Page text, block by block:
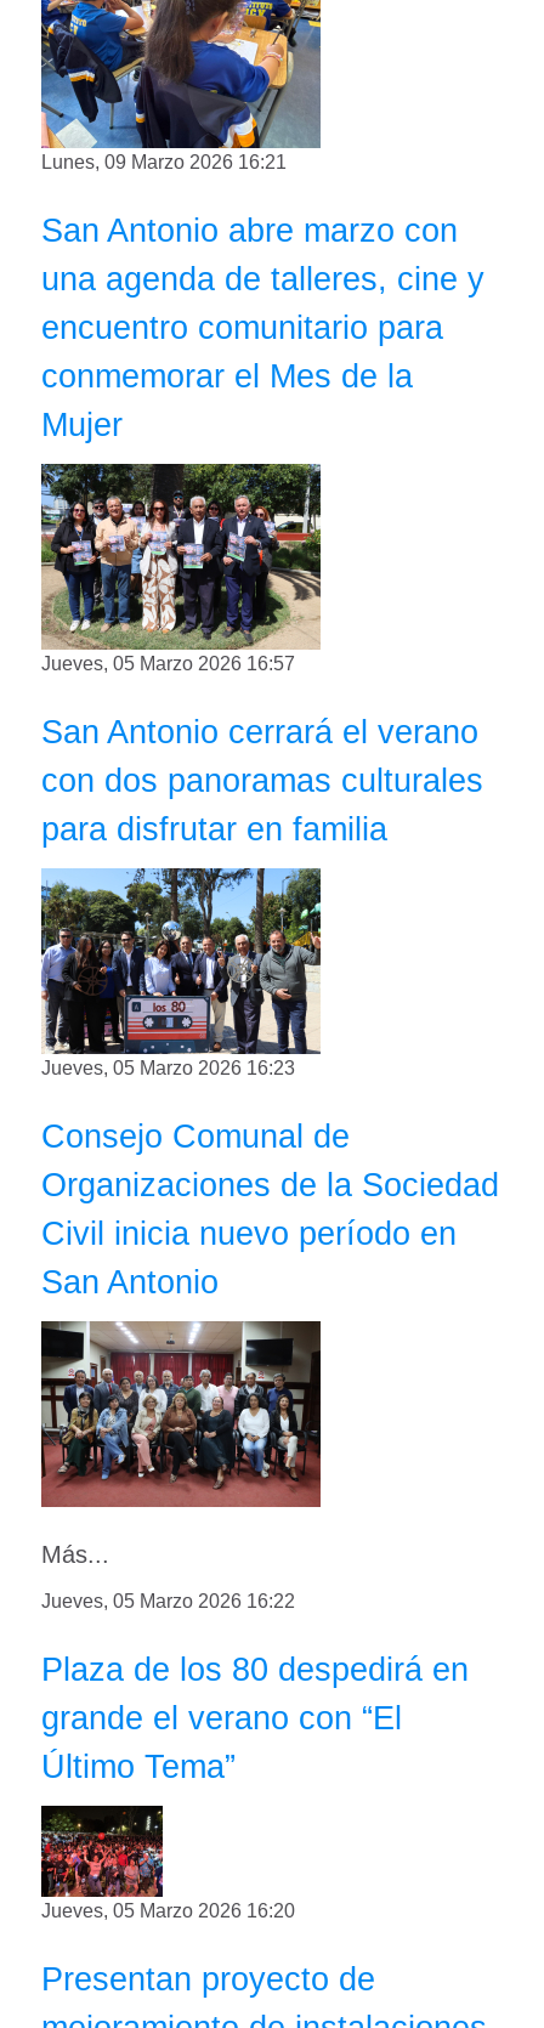
Lunes, 09 Marzo 2026 16:21
San Antonio abre marzo con
una agenda de talleres, cine y
encuentro comunitario para
conmemorar el Mes de la
Mujer
Jueves, 05 Marzo 2026 16:57
San Antonio cerrará el verano
con dos panoramas culturales
para disfrutar en familia
Jueves, 05 Marzo 2026 16:23
Consejo Comunal de
Organizaciones de la Sociedad
Civil inicia nuevo período en
San Antonio
Más...
Jueves, 05 Marzo 2026 16:22
Plaza de los 80 despedirá en
grande el verano con “El
Último Tema”
Jueves, 05 Marzo 2026 16:20
Presentan proyecto de